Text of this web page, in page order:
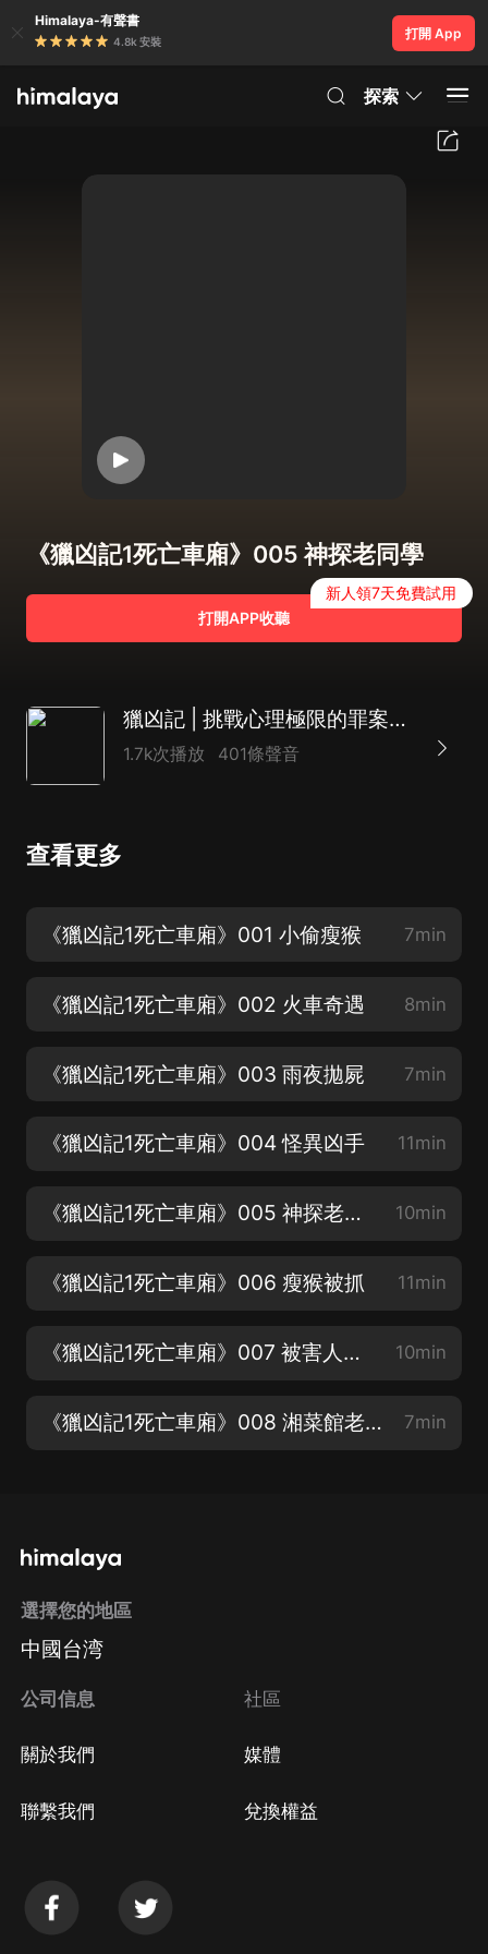
Himalaya-有聲書
4.8k 安裝
打開 App
探索
《獵凶記1死亡車廂》005 神探老同學
打開APP收聽
新人領7天免費試用
獵凶記 | 挑戰心理極限的罪案現場 | 升華版詭案罪 | 午夜拍案驚奇 | 懸疑有聲書 | 暢銷懸疑小說
1.7k次播放 401條聲音
查看更多
《獵凶記1死亡車廂》001 小偷瘦猴 7min
《獵凶記1死亡車廂》002 火車奇遇 8min
《獵凶記1死亡車廂》003 雨夜拋屍 7min
《獵凶記1死亡車廂》004 怪異凶手 11min
《獵凶記1死亡車廂》005 神探老同學 10min
《獵凶記1死亡車廂》006 瘦猴被抓 11min
《獵凶記1死亡車廂》007 被害人身份 10min
《獵凶記1死亡車廂》008 湘菜館老板 7min
選擇您的地區
中國台湾
公司信息
關於我們
聯繫我們
社區
媒體
兌換權益